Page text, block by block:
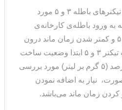
سیستم ساخت فلوکولانت تیکنرهای باطله ۳ و ۵ مورد
به ورود باطله‌ی کارخانه‌ی
دره‌زار به تیکنرهای ۳، ۴ و ۵ و کمتر شدن زمان ماند درون
تانک‌های ساخت فلوکولانت تیکنر ۳ و ۵ ابتدا وضعیت ساخت
فلوکولانت با غلظت ۰٫۵ درصد (۵ گرم بر لیتر) مورد بررسی
نیاز به اضافه نمودن
زمان ماند می‌باشد.